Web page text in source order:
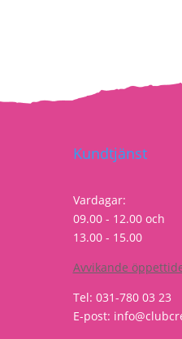
Kundtjänst
Vardagar:
09.00 - 12.00 och
13.00 - 15.00
Avvikande
Tel: 031-780 03 23
E-post: